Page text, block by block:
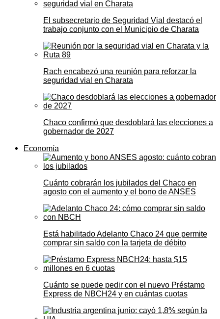
El subsecretario de Seguridad Vial destacó el
trabajo conjunto con el Municipio de Charata
Rach encabezó una reunión para reforzar la
seguridad vial en Charata
Chaco confirmó que desdoblará las elecciones a
gobernador de 2027
Economía
Cuánto cobrarán los jubilados del Chaco en
agosto con el aumento y el bono de ANSES
Está habilitado Adelanto Chaco 24 que permite
comprar sin saldo con la tarjeta de débito
Cuánto se puede pedir con el nuevo Préstamo
Express de NBCH24 y en cuántas cuotas